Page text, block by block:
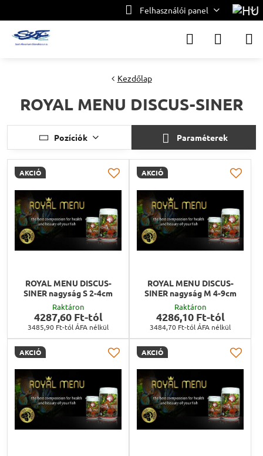
Felhasználói panel
Kezdőlap
ROYAL MENU DISCUS-SINER
Pozíciók Paraméterek
AKCIÓ
ROYAL MENU DISCUS-
SINER nagyság S 2-4cm
Raktáron
4287,60 Ft-tól
3485,90 Ft-tólÁFA nélkül
AKCIÓ
ROYAL MENU DISCUS-
SINER nagyság M 4-9cm
Raktáron
4286,10 Ft-tól
3484,70 Ft-tólÁFA nélkül
AKCIÓ AKCIÓ